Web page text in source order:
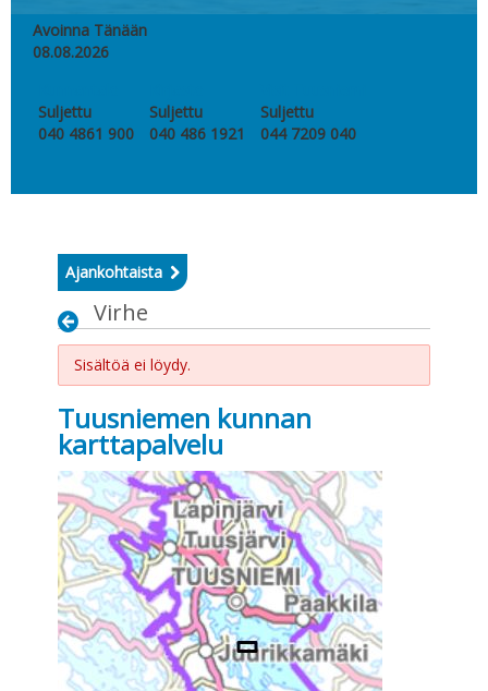
Avoinna Tänään
08.08.2026
Suljettu
040 4861 900
Suljettu
040 486 1921
Suljettu
044 7209 040
Ajankohtaista
Virhe
Sisältöä ei löydy.
Tuusniemen kunnan
karttapalvelu